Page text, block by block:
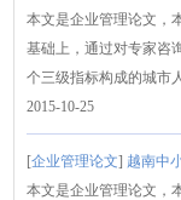
本文是企业管理论文，
基础上，通过对专家咨
个三级指标构成的城市
2015-10-25
[企业管理论文] 越南中
本文是企业管理论文，